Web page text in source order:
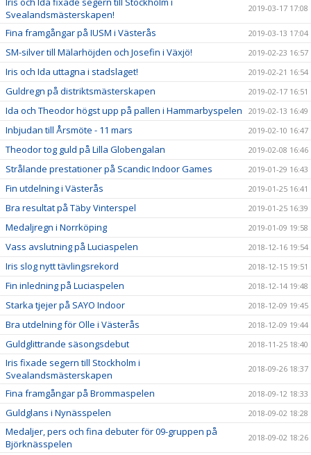
Svealandsmästerskapen!
2019-03-17 17:08
Fina framgångar på IUSM i Västerås 2019-03-13 17:04
SM-silver till Mälarhöjden och Josefin i Växjö! 2019-02-23 16:57
Iris och Ida uttagna i stadslaget! 2019-02-21 16:54
Guldregn på distriktsmästerskapen 2019-02-17 16:51
Ida och Theodor högst upp på pallen i Hammarbyspelen 2019-02-13 16:49
Inbjudan till Årsmöte - 11 mars 2019-02-10 16:47
Theodor tog guld på Lilla Globengalan 2019-02-08 16:46
Strålande prestationer på Scandic Indoor Games 2019-01-29 16:43
Fin utdelning i Västerås 2019-01-25 16:41
Bra resultat på Täby Vinterspel 2019-01-25 16:39
Medaljregn i Norrköping 2019-01-09 19:58
Vass avslutning på Luciaspelen 2018-12-16 19:54
Iris slog nytt tävlingsrekord 2018-12-15 19:51
Fin inledning på Luciaspelen 2018-12-14 19:48
Starka tjejer på SAYO Indoor 2018-12-09 19:45
Bra utdelning för Olle i Västerås 2018-12-09 19:44
Guldglittrande säsongsdebut 2018-11-25 18:40
Iris fixade segern till Stockholm i
Svealandsmästerskapen
2018-09-26 18:37
Fina framgångar på Brommaspelen 2018-09-12 18:33
Guldglans i Nynässpelen 2018-09-02 18:28
Medaljer, pers och fina debuter för 09-gruppen på
Björknässpelen
2018-09-02 18:26